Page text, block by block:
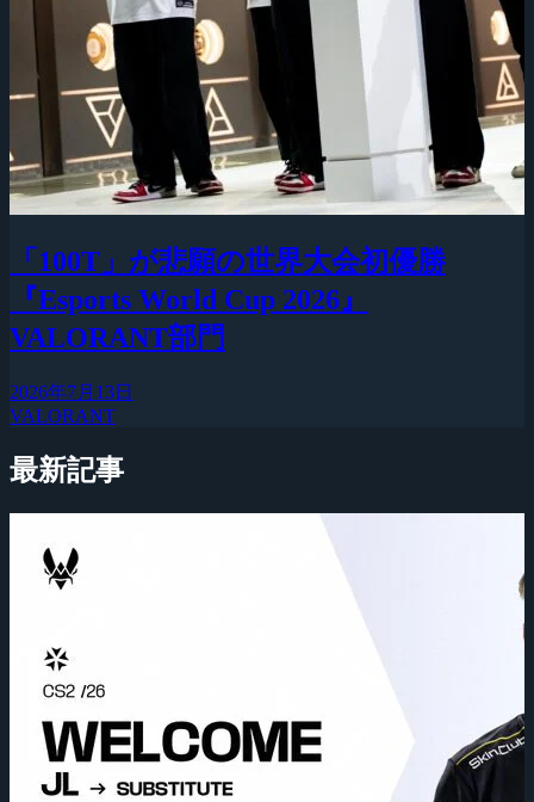
「100T」が悲願の世界大会初優勝
『Esports World Cup 2026』
VALORANT部門
2026年7月13日
VALORANT
最新記事